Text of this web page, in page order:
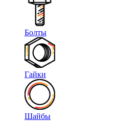
Болты
Гайки
Шайбы